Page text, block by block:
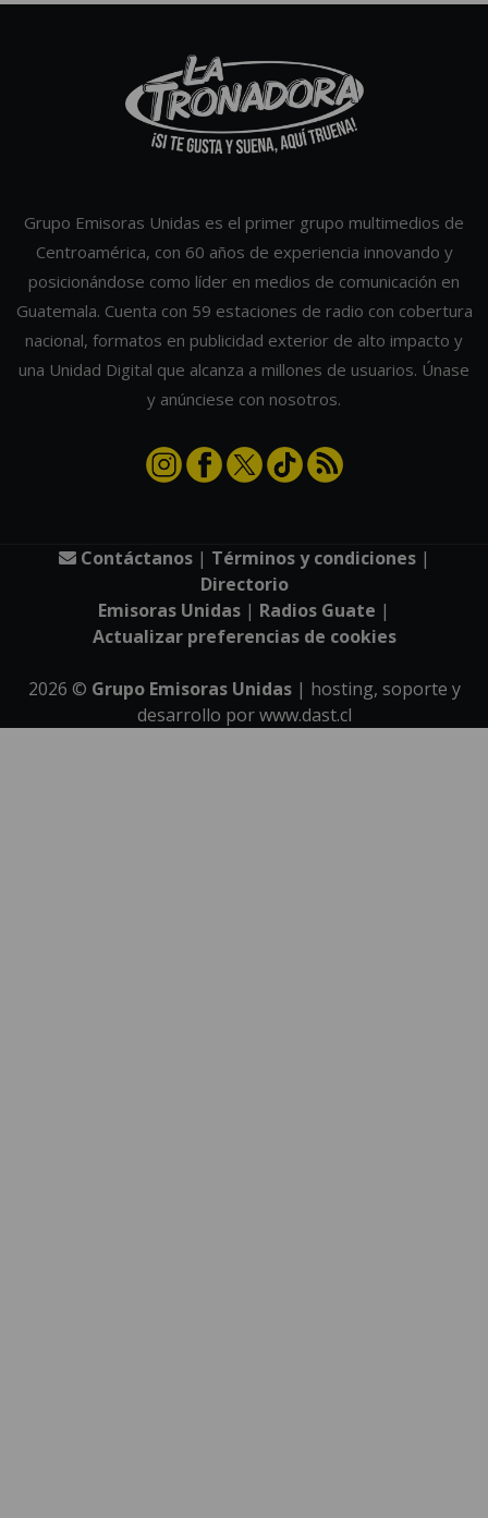
Grupo Emisoras Unidas es el primer grupo multimedios de
Centroamérica, con 60 años de experiencia innovando y
posicionándose como líder en medios de comunicación en
Guatemala. Cuenta con 59 estaciones de radio con cobertura
nacional, formatos en publicidad exterior de alto impacto y
una Unidad Digital que alcanza a millones de usuarios. Únase
y anúnciese con nosotros.
Contáctanos| Términos y condiciones|
Directorio
Emisoras Unidas | Radios Guate |
Actualizar preferencias de cookies
2026 © Grupo Emisoras Unidas| hosting, soporte y
desarrollo porwww.dast.cl